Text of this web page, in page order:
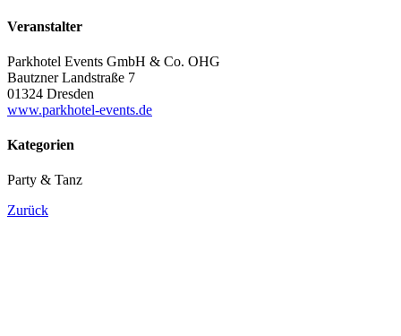
Veranstalter
Parkhotel Events GmbH & Co. OHG
Bautzner Landstraße 7
01324 Dresden
www.parkhotel-events.de
Kategorien
Party & Tanz
Zurück